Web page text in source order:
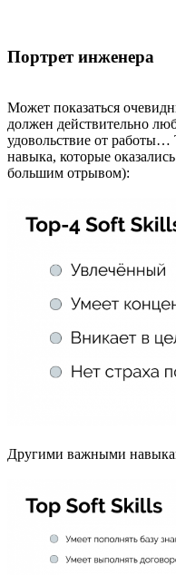
Портрет инженера
Может показаться
должен действительно
удовольствие от
навыка, которые
большим отрывом):
Другими важными